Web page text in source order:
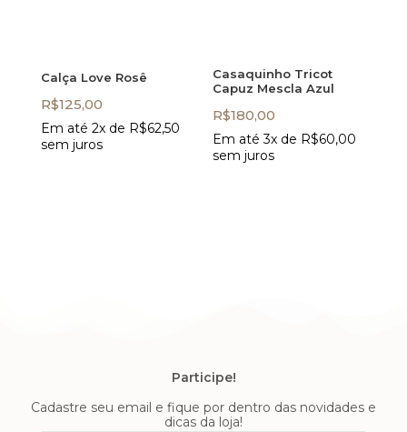
Calça Love Rosê
R$125,00
Em até 2x de R$62,50
sem juros
Casaquinho Tricot
Capuz Mescla Azul
R$180,00
Em até 3x de R$60,00
sem juros
Participe!
Cadastre seu email e fique por dentro das novidades e
dicas da loja!